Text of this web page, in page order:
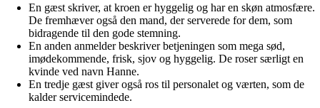
En gæst skriver, at kroen er hyggelig og har en skøn atmosfære.
De fremhæver også den mand, der serverede for dem, som
bidragende til den gode stemning.
En anden anmelder beskriver betjeningen som mega sød,
imødekommende, frisk, sjov og hyggelig. De roser særligt en
kvinde ved navn Hanne.
En tredje gæst giver også ros til personalet og værten, som de
kalder servicemindede.